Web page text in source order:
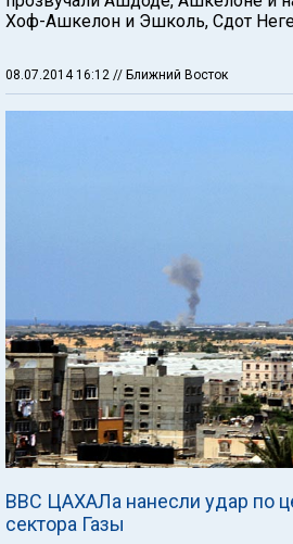
Хоф-Ашкелон и Эшколь, Сдот
08.07.2014 16:12 // Ближний Восток
ВВС ЦАХАЛа нанесли удар по
сектора Газы